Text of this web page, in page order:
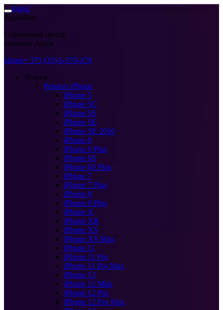
AppleJam
Сервисный центр
техники Apple
+ 375 (33) 6-370-370
Услуги
Ремонт iPhone
iPhone 5
iPhone 5C
iPhone 5S
iPhone SE
iPhone SE 2020
iPhone 6
iPhone 6 Plus
iPhone 6S
iPhone 6S Plus
iPhone 7
iPhone 7 Plus
iPhone 8
iPhone 8 Plus
iPhone X
iPhone XR
iPhone XS
iPhone XS Max
iPhone 11
iPhone 11 Pro
iPhone 11 Pro Max
iPhone 12
iPhone 12 Mini
iPhone 12 Pro
iPhone 12 Pro Max